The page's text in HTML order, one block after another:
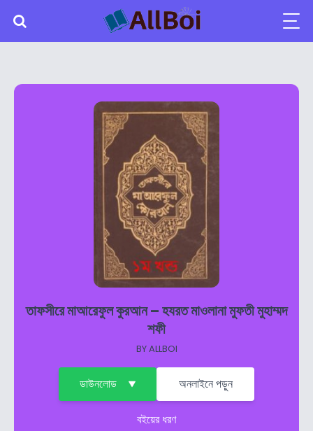
তাফসীরে মাআরেফুল কুরআন – হযরত মাওলানা মুফতী মুহাম্মদ
শফী
BYALLBOI
ডাউনলোড অনলাইনে পড়ুন
বইয়ের ধরণ